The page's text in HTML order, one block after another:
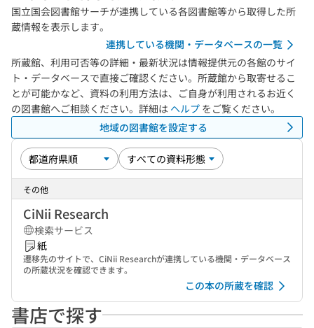
国立国会図書館サーチが連携している各図書館等から取得した所
蔵情報を表示します。
連携している機関・データベースの一覧
所蔵館、利用可否等の詳細・最新状況は情報提供元の各館のサイ
ト・データベースで直接ご確認ください。所蔵館から取寄せるこ
とが可能かなど、資料の利用方法は、ご自身が利用されるお近く
の図書館へご相談ください。詳細は ヘルプ をご覧ください。
地域の図書館を設定する
その他
CiNii Research
検索サービス
紙
遷移先のサイトで、CiNii Researchが連携している機関・データベース
の所蔵状況を確認できます。
この本の所蔵を確認
書店で探す